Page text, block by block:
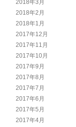
2018年3月
2018年2月
2018年1月
2017年12月
2017年11月
2017年10月
2017年9月
2017年8月
2017年7月
2017年6月
2017年5月
2017年4月